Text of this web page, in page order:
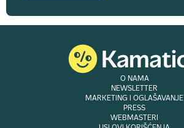
O NAMA
NEWSLETTER
MARKETING I OGLAŠAVANJE
PRESS
WEBMASTERI